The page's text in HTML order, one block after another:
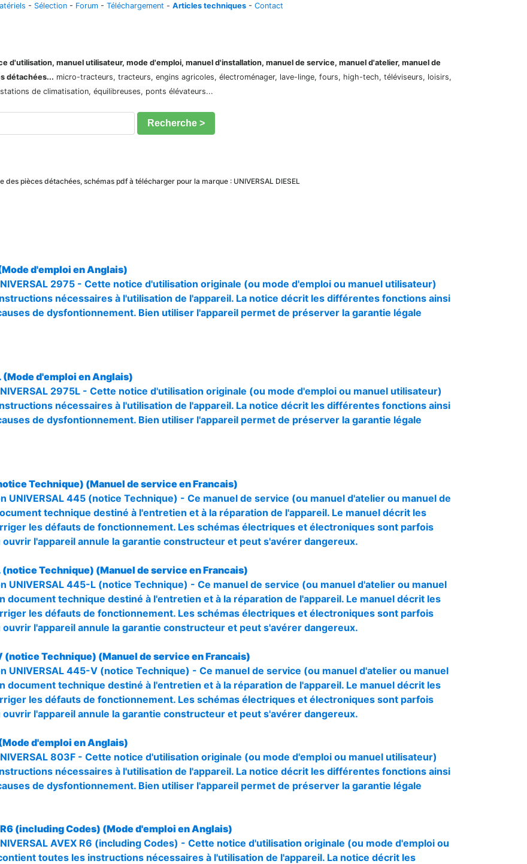
- Sélection - Forum - Téléchargement - Articles techniques - Contact
d'utilisation, manuel utilisateur, mode d'emploi, manuel d'installation, manuel de service, manuel d'atelier, manuel de
détachées... micro-tracteurs, tracteurs, engins agricoles, électroménager, lave-linge, fours, high-tech, téléviseurs, loisirs,
de climatisation, équilibreuses, ponts élévateurs...
Recherche >
pièces détachées, schémas pdf à télécharger pour la marque : UNIVERSAL DIESEL
d'emploi en Anglais)
2975 - Cette notice d'utilisation originale (ou mode d'emploi ou manuel utilisateur)
nécessaires à l'utilisation de l'appareil. La notice décrit les différentes fonctions ainsi
de dysfontionnement. Bien utiliser l'appareil permet de préserver la garantie légale
(Mode d'emploi en Anglais)
2975L - Cette notice d'utilisation originale (ou mode d'emploi ou manuel utilisateur)
nécessaires à l'utilisation de l'appareil. La notice décrit les différentes fonctions ainsi
de dysfontionnement. Bien utiliser l'appareil permet de préserver la garantie légale
Technique) (Manuel de service en Francais)
UNIVERSAL 445 (notice Technique) - Ce manuel de service (ou manuel d'atelier ou manuel de
technique destiné à l'entretien et à la réparation de l'appareil. Le manuel décrit les
les défauts de fonctionnement. Les schémas électriques et électroniques sont parfois
l'appareil annule la garantie constructeur et peut s'avérer dangereux.
Technique) (Manuel de service en Francais)
UNIVERSAL 445-L (notice Technique) - Ce manuel de service (ou manuel d'atelier ou manuel
document technique destiné à l'entretien et à la réparation de l'appareil. Le manuel décrit les
les défauts de fonctionnement. Les schémas électriques et électroniques sont parfois
l'appareil annule la garantie constructeur et peut s'avérer dangereux.
Technique) (Manuel de service en Francais)
UNIVERSAL 445-V (notice Technique) - Ce manuel de service (ou manuel d'atelier ou manuel
document technique destiné à l'entretien et à la réparation de l'appareil. Le manuel décrit les
les défauts de fonctionnement. Les schémas électriques et électroniques sont parfois
l'appareil annule la garantie constructeur et peut s'avérer dangereux.
d'emploi en Anglais)
803F - Cette notice d'utilisation originale (ou mode d'emploi ou manuel utilisateur)
nécessaires à l'utilisation de l'appareil. La notice décrit les différentes fonctions ainsi
de dysfontionnement. Bien utiliser l'appareil permet de préserver la garantie légale
(including Codes) (Mode d'emploi en Anglais)
AVEX R6 (including Codes) - Cette notice d'utilisation originale (ou mode d'emploi ou
toutes les instructions nécessaires à l'utilisation de l'appareil. La notice décrit les